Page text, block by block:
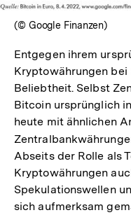
(© Google Finanzen)
Entgegen ihrem
Kryptowährungen
Beliebtheit. Selbst
Bitcoin ursprünglich
heute mit ähnlichen
Abseits der Rolle als
Kryptowährungen
Spekulationswellen
sich aufmerksam